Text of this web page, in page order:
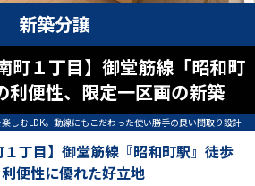
新築分譲
町１丁目】御堂筋線「昭和町
利便性、限定一区画の新築
楽しむLDK。動線にもこだわった使い勝手の良い間取り設計
１丁目】御堂筋線『昭和町駅』徒歩
便性に優れた好立地
広告